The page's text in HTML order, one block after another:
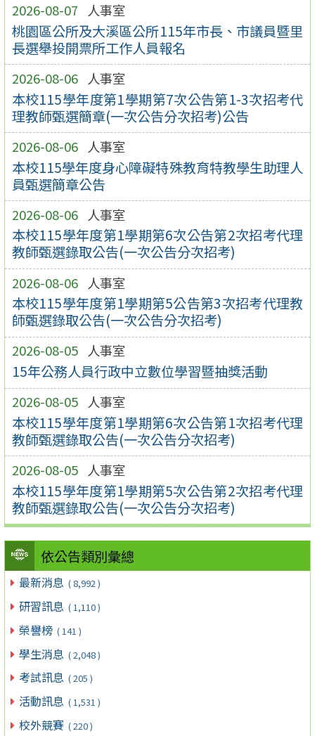
2026-08-07 人事室
桃園區公所及大溪區公所115年市長、市議員暨里
長選舉投開票所工作人員報名
2026-08-06 人事室
本校115學年度第1學期第7次公告第1-3次招考代
理教師甄選簡章(一次公告分次招考)公告
2026-08-06 人事室
本校115學年度身心障礙特殊教育特教學生助理人
員甄選簡章公告
2026-08-06 人事室
本校115學年度第1學期第6次公告第2次招考代理
教師甄選錄取公告(一次公告分次招考)
2026-08-06 人事室
本校115學年度第1學期第5公告第3次招考代理教
師甄選錄取公告(一次公告分次招考)
2026-08-05 人事室
15年公務人員行政中立數位學習暨抽獎活動
2026-08-05 人事室
本校115學年度第1學期第6次公告第1次招考代理
教師甄選錄取公告(一次公告分次招考)
2026-08-05 人事室
本校115學年度第1學期第5次公告第2次招考代理
教師甄選錄取公告(一次公告分次招考)
依公告類別彙總
最新消息 ( 8,992 )
研習訊息 ( 1,110 )
榮譽榜 ( 141 )
學生消息 ( 2,048 )
考試訊息 ( 205 )
活動訊息 ( 1,531 )
校外競賽 ( 220 )